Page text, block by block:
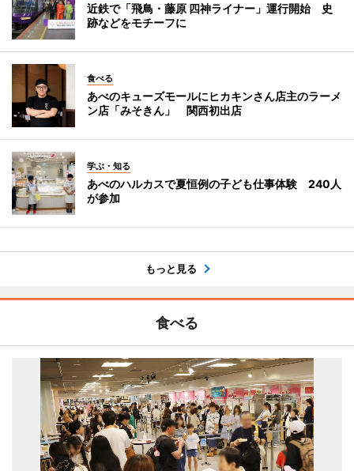
近鉄で「飛鳥・藤原 四神ライナー」運行開始 史
跡などをモチーフに
食べる
あべのキューズモールにヒカキンさん店主のラーメ
ン店「みそきん」 関西初出店
学ぶ・知る
あべのハルカスで夏恒例の子ども仕事体験 240人
が参加
もっと見る
食べる